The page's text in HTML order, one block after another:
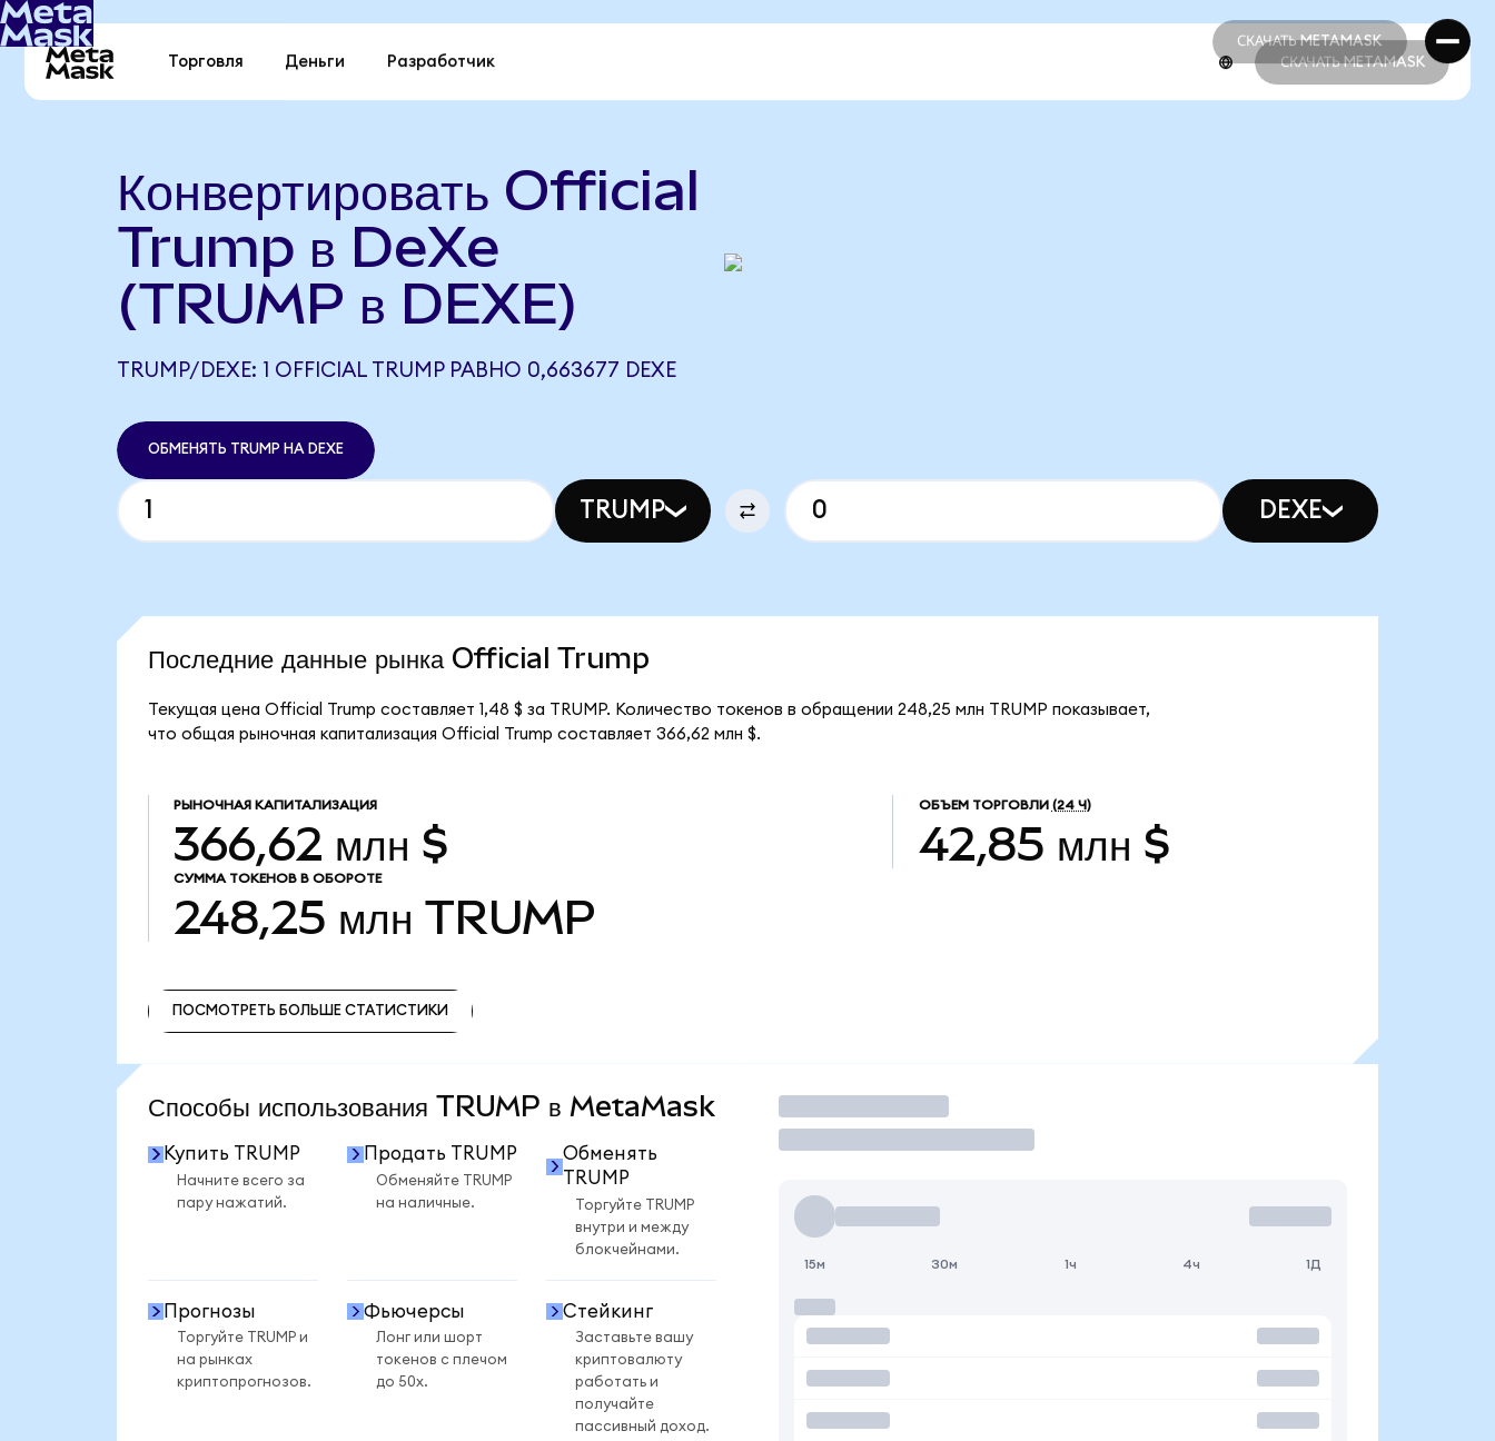
СКАЧАТЬ METAMASK
СКАЧАТЬ METAMASK
Торговля Деньги Разработчик СКАЧАТЬ METAMASK
Конвертировать Official
Trump в DeXe
(TRUMP в DEXE)
TRUMP/DEXE: 1 OFFICIAL TRUMP РАВНО 0,663677 DEXE
ОБМЕНЯТЬ TRUMP НА DEXE
TRUMP DEXE
Последние данные рынка Official Trump
Текущая цена Official Trump составляет 1,48 $ за TRUMP. Количество токенов в обращении 248,25 млн TRUMP показывает,
что общая рыночная капитализация Official Trump составляет 366,62 млн $.
РЫНОЧНАЯ КАПИТАЛИЗАЦИЯ
366,62 млн $
ОБЪЕМ ТОРГОВЛИ (24 Ч)
42,85 млн $
СУММА ТОКЕНОВ В ОБОРОТЕ
248,25 млн TRUMP
ПОСМОТРЕТЬ БОЛЬШЕ СТАТИСТИКИ
Способы использования TRUMP в MetaMask
Купить TRUMP
Начните всего за
пару нажатий.
Продать TRUMP
Обменяйте TRUMP
на наличные.
Обменять
TRUMP
Торгуйте TRUMP
внутри и между
блокчейнами.
Прогнозы
Торгуйте TRUMP и
на рынках
криптопрогнозов.
Фьючерсы
Лонг или шорт
токенов с плечом
до 50x.
Стейкинг
Заставьте вашу
криптовалюту
работать и
получайте
пассивный доход.
Торговать
15м 30м 1ч 4ч 1Д